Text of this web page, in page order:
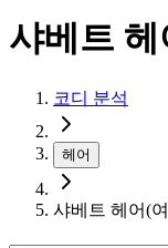
샤베트
코디 분석
헤어
샤베트 헤어(